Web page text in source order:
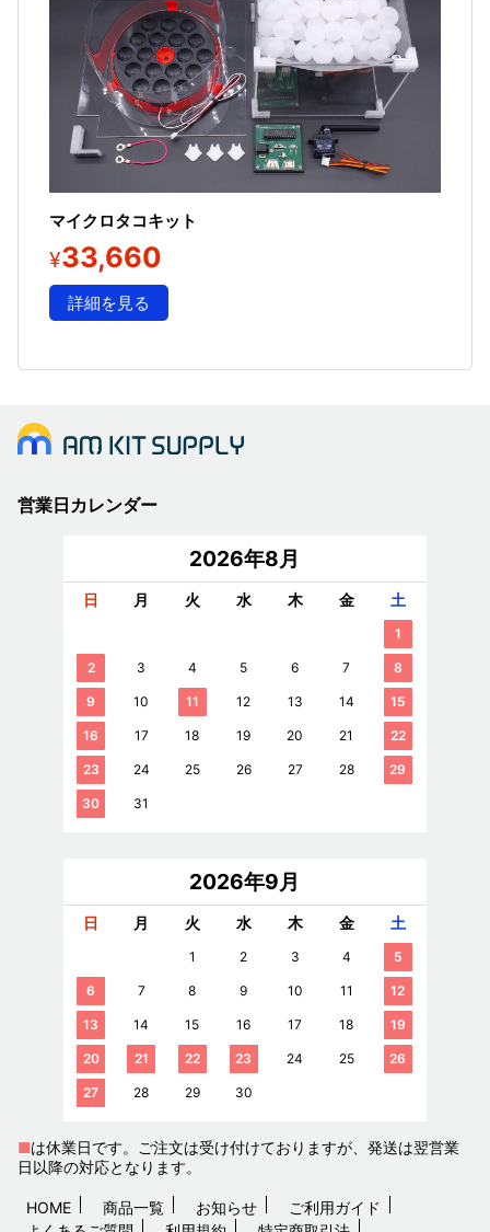
マイクロタコキット
¥33,660
詳細を見る
営業日カレンダー
2026年8月
日 月 火 水 木 金 土
1
2 3 4 5 6 7 8
9 10 11 12 13 14 15
16 17 18 19 20 21 22
23 24 25 26 27 28 29
30 31
2026年9月
日 月 火 水 木 金 土
1 2 3 4 5
6 7 8 9 10 11 12
13 14 15 16 17 18 19
20 21 22 23 24 25 26
27 28 29 30
■は休業日です。ご注文は受け付けておりますが、発送は翌営業
日以降の対応となります。
HOME 商品一覧 お知らせ
ご利用ガイド